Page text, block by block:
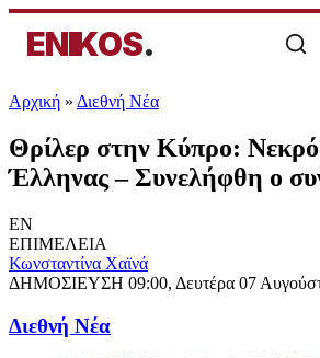
ENIKOS.
Αρχική » Διεθνή Νέα
Θρίλερ στην Κύπρο:
Έλληνας – Συνελήφθη ο
EN
ΕΠΙΜΕΛΕΙΑ
Κωνσταντίνα Χαϊνά
ΔΗΜΟΣΙΕΥΣΗ 09:00, Δευτέρα 07
Διεθνή Νέα